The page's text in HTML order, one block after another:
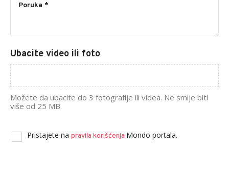
Ubacite video ili foto
Možete da ubacite do 3 fotografije ili videa. Ne smije biti
više od 25 MB.
Pristajete na pravila korišćenja Mondo portala.